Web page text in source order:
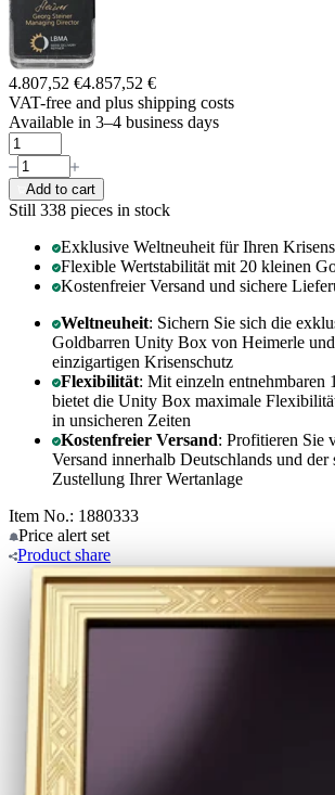
4.807,52 €4.857,52 €
VAT-free and plus shipping costs
Available in 3–4 business days
Add to cart
Still 338 pieces in stock
Exklusive Weltneuheit für Ihren
Flexible Wertstabilität mit 20 kleinen
Kostenfreier Versand und sichere
Weltneuheit: Sichern Sie sich die
Goldbarren Unity Box von Heimerle
einzigartigen Krisenschutz
Flexibilität: Mit einzeln entnehmbaren
bietet die Unity Box maximale
in unsicheren Zeiten
Kostenfreier Versand: Profitieren Sie
Versand innerhalb Deutschlands und der
Zustellung Ihrer Wertanlage
Item No.: 1880333
Price alert set
Product share